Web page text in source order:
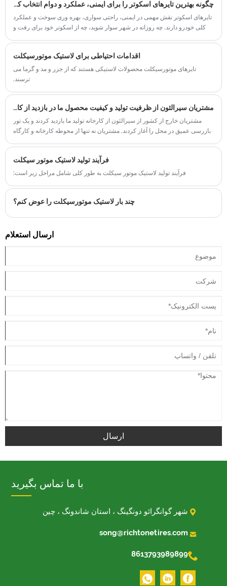
چگونه بهترین تایرهای اسکوتر را برای ایمنی، عملکرد و دوام انتخاب کنیم
تایرهای اسکوتر نقش مهمی در ایمنی، راحتی سواری، بهره وری سوخت و عملکرد
کلی خودرو دارند. چه روزانه در شهر سوار شوید، چه از اسکوتر خود برای رفت و
اقدامات احتیاطی برای لاستیک موتورسیکلت
تایرهای موتورسیکلت محصولات لاستیکی هستند که از جزر و مد و گرما می
ترسند.
مشتریان سیرالئون از ظرفیت تولید و کیفیت محصول ما در بازدید از کارخانه بسیار تمجید کردند.
مشتریان خارج از کشور از سیرالئون از کارخانه تولید ما بازدید کردند و یک تور
بازرسی عمیق در محل را آغاز کردند. مشتریان نه تنها از محوطه کارخانه و کارگاه
سفارش، مرتب سازی کالا، بسته بندی کانتینر، بارگیری و آب بندی کانتینر.
فرآیند تولید لاستیک موتور سیکلت
فرآیند تولید لاستیک موتور سیکلت به طور کلی شامل مراحل زیر است:
چند بار لاستیک موتورسیکلت را عوض کنم؟
ارسال استعلام
ارسال
با ما تماس بگیرید
 شهر گوانگرائو دونگینگ ، استان شاندونگ ، چین

song@richtonetires.com

8613793989899